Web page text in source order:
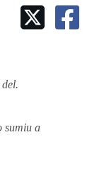
LETRAS
sumiu a